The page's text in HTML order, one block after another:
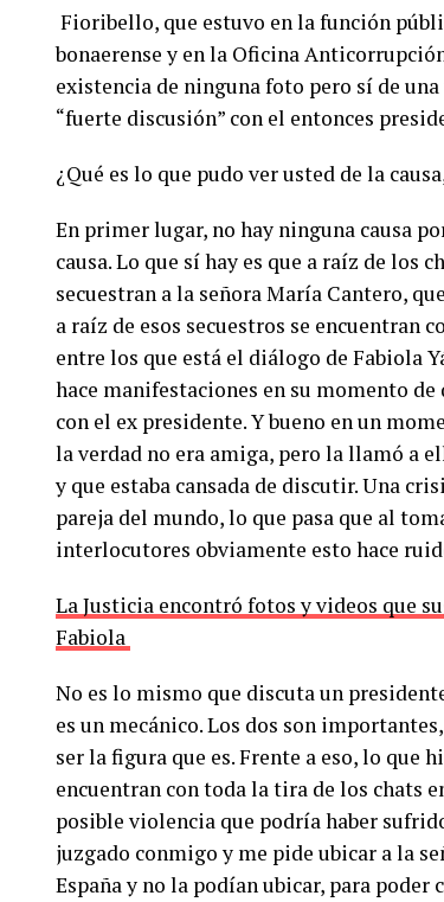
Fioribello, que estuvo en la función
bonaerense y en la Oficina
existencia de ninguna foto pero sí de
“fuerte discusión” con el entonces
¿Qué es lo que pudo ver usted de la
En primer lugar, no hay ninguna causa
causa. Lo que sí hay es que a raíz de los
secuestran a la señora María Cantero,
a raíz de esos secuestros se encuentran
entre los que está el diálogo de Fabiola
hace manifestaciones en su momento
con el ex presidente. Y bueno en un
la verdad no era amiga, pero la llamó a
y que estaba cansada de discutir. Una
pareja del mundo, lo que pasa que al
interlocutores obviamente esto hace
La Justicia encontró fotos y videos que
Fabiola
No es lo mismo que discuta un
es un mecánico. Los dos son
ser la figura que es. Frente a eso, lo que
encuentran con toda la tira de los chats
posible violencia que podría haber
juzgado conmigo y me pide ubicar a la
España y no la podían ubicar, para